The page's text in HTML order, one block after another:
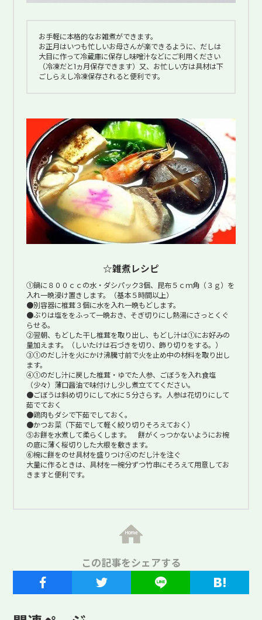
お手軽に本格的なお雑煮ができます。
お正月はいつも忙しいお母さんが楽できるように、だしは
大目に作って冷蔵庫に保存し味噌汁などにご利用ください
（冷凍だと1ヵ月保存できます）又、お忙しい方は具材は下
ごしらえし冷凍保存されると便利です。
☆雑煮レシピ
①鍋に８００ｃｃの水・ダシパック3個、昆布５ｃｍ角（３ｇ）を
入れ一晩浸け置きします。（基本５時間以上）
●別容器に椎茸３個に水を入れ一晩もどします。
●ぶりは塩ををふって一晩おき、そぎ切りにし熱湯にさっとくぐ
らせる。
②翌朝、もどした干し椎茸を取り出し、もどし汁は①にお好みの
量加えます。（しいたけは石づきを切り、飾り切りをする。）
③①のだし汁を火にかけ沸騰寸前で火を止め中の材料を取り出し
ます。
④①のだし汁に戻した椎茸・ゆでた人参、ごぼうを入れ食塩
（少々）薄口醤油で味付けし少し煮立ててください。
●ごぼうは斜め切りにして水に５分さらす。人参は花切りにして
茹でておく
●鶏肉もダシで下茹でしておく。
●かつお菜（下茹でして軽く絞り切りそろえておく）
⑤お餅を水煮して柔らくします。 餅がくっつかないようにお椀
の底に薄く桜切りした大根を敷きます。
⑥椀に餅をのせ具材を盛りつけ④のだし汁を注ぐ
大量に作るときは、具材を一椀分ずつ竹串にそろえて用意してお
きますと便利です。
この記事をシェアする